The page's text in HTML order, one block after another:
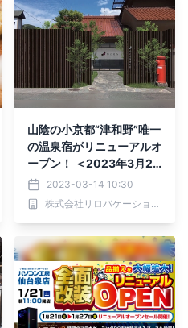
山陰の小京都“津和野”唯一
の温泉宿がリニューアルオ
ープン！ ＜2023年3月24
日＞時代（とき）をめぐる
温泉宿「ゆとりろ津和野」
2023-03-14 10:30
株式会社リロバケーションズ